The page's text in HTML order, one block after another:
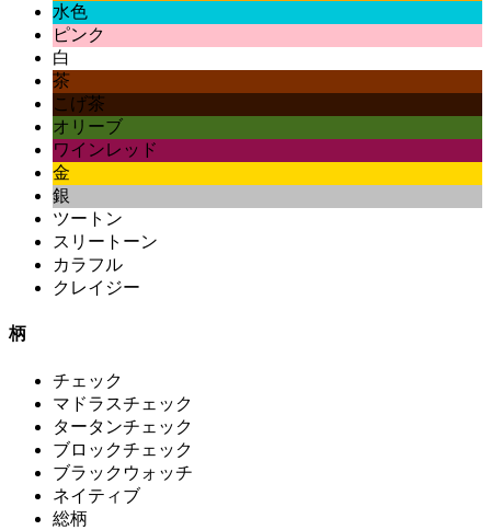
水色
ピンク
白
茶
こげ茶
オリーブ
ワインレッド
金
銀
ツートン
スリートーン
カラフル
クレイジー
柄
チェック
マドラスチェック
タータンチェック
ブロックチェック
ブラックウォッチ
ネイティブ
総柄